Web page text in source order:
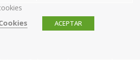
ACEPTAR